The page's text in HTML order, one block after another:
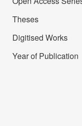
Theses
Digitised Works
Year of Publication